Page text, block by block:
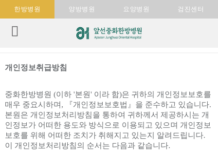
한방병원 양방병원 요양병원 검진센터
개인정보취급방침
중화한방병원 (이하 '본원' 이라 함)은 귀하의 개인정보보호를
매우 중요시하며, 『개인정보보호법』을 준수하고 있습니다.
본원은 개인정보처리방침을 통하여 귀하께서 제공하시는 개
인정보가 어떠한 용도와 방식으로 이용되고 있으며 개인정보
보호를 위해 어떠한 조치가 취해지고 있는지 알려드립니다.
이 개인정보처리방침의 순서는 다음과 같습니다.